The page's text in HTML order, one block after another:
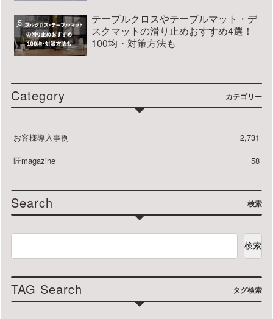
テーブルクロスやテーブルマット・デ
スクマットの滑り止めおすすめ4選！
100均・対策方法も
Category カテゴリー
お客様導入事例
2,731
匠magazine
58
Search 検索
検索
TAG Search タグ検索